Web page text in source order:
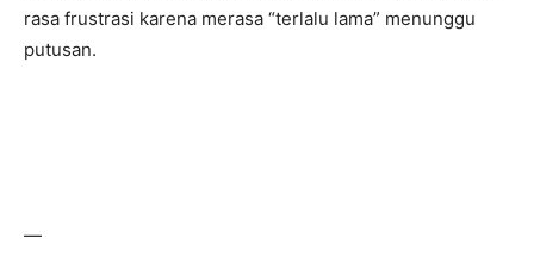
rasa frustrasi karena merasa “terlalu lama” menunggu
putusan.
—